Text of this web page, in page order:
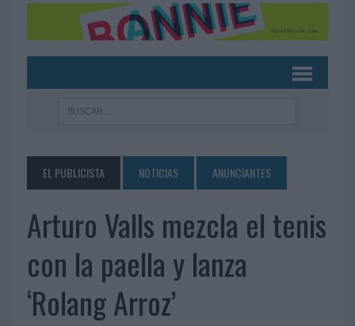
EL PUBLICISTA NOTICIAS ANUNCIANTES
Arturo Valls mezcla el tenis
con la paella y lanza
‘Rolang Arroz’